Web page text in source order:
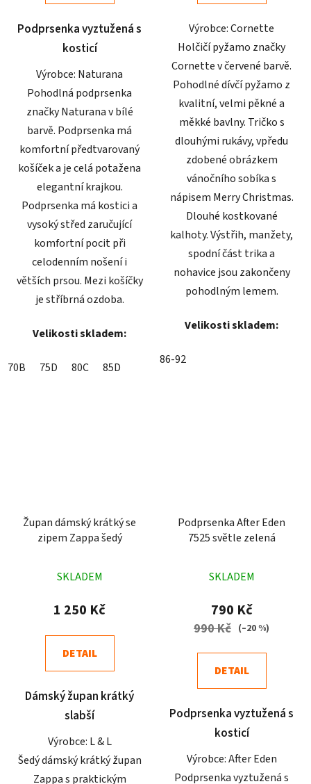
hvězdiček.
Podprsenka vyztužená s
kosticí
Výrobce: Naturana
Pohodlná podprsenka
značky Naturana v bílé
barvě. Podprsenka má
komfortní předtvarovaný
košíček a je celá potažena
elegantní krajkou.
Podprsenka má kostici a
vysoký střed zaručující
komfortní pocit při
celodenním nošení i
větších prsou. Mezi košíčky
je stříbrná ozdoba.
Velikosti skladem:
70B 75D 80C 85D
hvězdiček.
Výrobce: Cornette
Holčičí pyžamo značky
Cornette v červené barvě.
Pohodlné dívčí pyžamo z
kvalitní, velmi pěkné a
měkké bavlny. Tričko s
dlouhými rukávy, vpředu
zdobené obrázkem
vánočního sobíka s
nápisem Merry Christmas.
Dlouhé kostkované
kalhoty. Výstřih, manžety,
spodní část trika a
nohavice jsou zakončeny
pohodlným lemem.
Velikosti skladem:
86-92
Župan dámský krátký se
zipem Zappa šedý
hodnocení
produktu
4,5
z
hvězdiček.
SKLADEM
1 250 Kč
DETAIL
Dámský župan krátký
slabší
Výrobce: L & L
Šedý dámský krátký župan
Zappa s praktickým
Podprsenka After Eden
7525 světle zelená
hodnocení
produktu
je
5
SKLADEM
790 Kč
990 Kč (–20 %)
DETAIL
Podprsenka vyztužená s
kosticí
Výrobce: After Eden
Podprsenka vyztužená s